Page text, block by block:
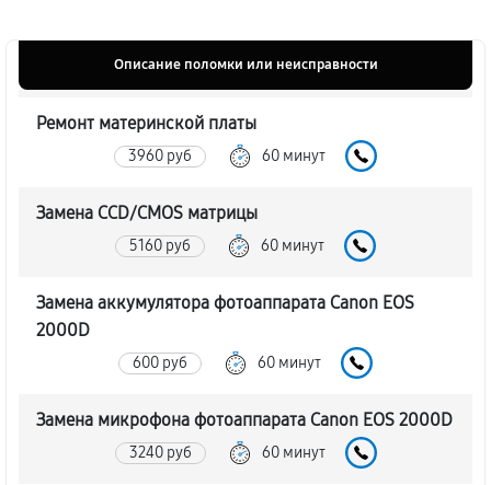
Описание поломки или неисправности
Ремонт материнской платы
3960 руб 60 минут
Замена CCD/CMOS матрицы
5160 руб 60 минут
Замена аккумулятора фотоаппарата Canon EOS
2000D
600 руб 60 минут
Замена микрофона фотоаппарата Canon EOS 2000D
3240 руб 60 минут